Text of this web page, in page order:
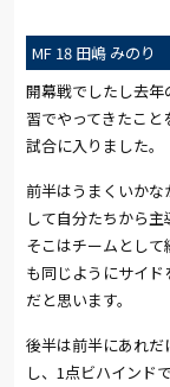
MF 18 田嶋 みのり
開幕戦でしたし去
習でやってきたこ
試合に入りました。
前半はうまくいか
して自分たちから
そこはチームとし
も同じようにサイ
だと思います。
後半は前半にあれ
し、 1点ビハインド